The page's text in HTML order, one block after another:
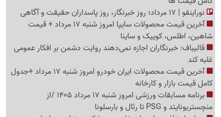
نوراینفو | 17 مرداد؛ روز خبرنگار، روز پاسداران حقیقت و آگاهی
آخرین قیمت محصولات سایپا امروز شنبه 17 مرداد + قیمت
شاهین، اطلس، کوییک و ساینا
قالیباف: خبرنگاران اجازه نمی‌دهند روایت دشمن بر افکار عمومی
غلبه کند
آخرین قیمت محصولات ایران خودرو امروز شنبه 17 مرداد +جدول
کامل قیمت بازار و کارخانه
برنامه مسابقات ورزشی امروز شنبه 17 مرداد 1405 /از
منچستریونایتد و PSG تا رئال و بارسلونا